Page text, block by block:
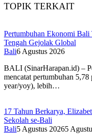
TOPIK TERKAIT
Pertumbuhan Ekonomi
Tengah Gejolak Global
Bali6 Agustus 2026
BALI (SinarHarapan.id) –
mencatat pertumbuhan 5,78
year/yoy), lebih…
17 Tahun Berkarya,
Sekolah se-Bali
Bali5 Agustus 20265